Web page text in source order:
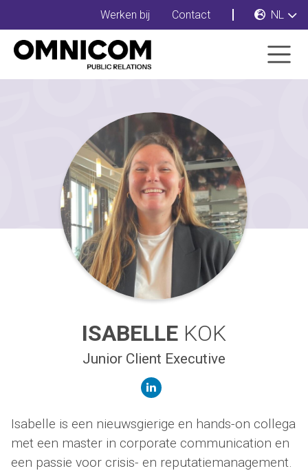
Werken bij Contact NL
ISABELLE KOK
Junior Client Executive
linkedin
Isabelle is een nieuwsgierige en hands-on collega
met een master in corporate communication en
een passie voor crisis- en reputatiemanagement.